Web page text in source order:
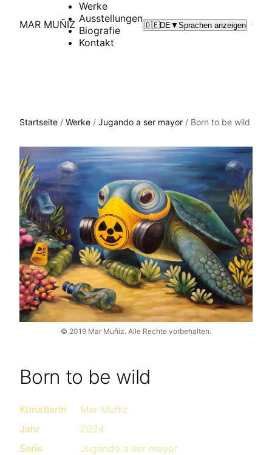
MAR MUÑIZ
Werke
Ausstellungen
Biografie
Kontakt
🇩🇪DE ▼ Sprachen anzeigen
Startseite / Werke / Jugando a ser mayor / Born to be wild
© 2019 Mar Muñiz. Alle Rechte vorbehalten.
Born to be wild
Künstlerin
Mar Muñiz
Jahr
2024
Serie
Jugando a ser mayor